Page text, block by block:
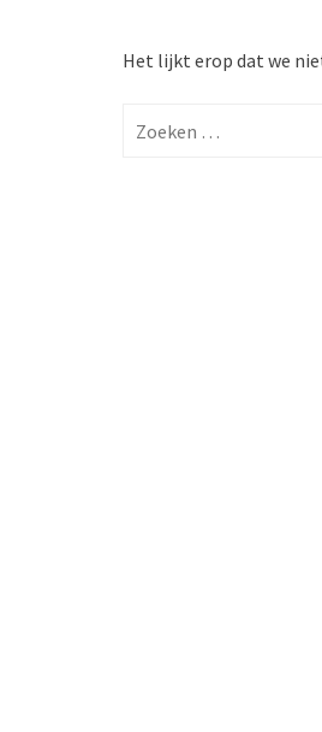
Het lijkt erop dat we
naar: